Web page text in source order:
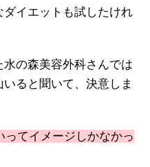
イエットも試したけれ
の森美容外科さんでは
ると聞いて、決意しま
てイメージしかなかっ